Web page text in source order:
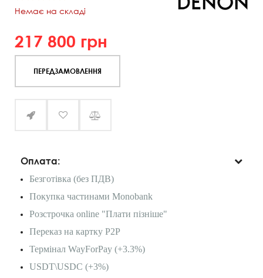
Немає на складі
217 800 грн
ПЕРЕДЗАМОВЛЕННЯ
Оплата:
Безготівка (без ПДВ)
Покупка частинами Monobank
Розстрочка online "Плати пізніше"
Переказ на картку P2P
Термінал WayForPay (+3.3%)
USDT\USDC (+3%)